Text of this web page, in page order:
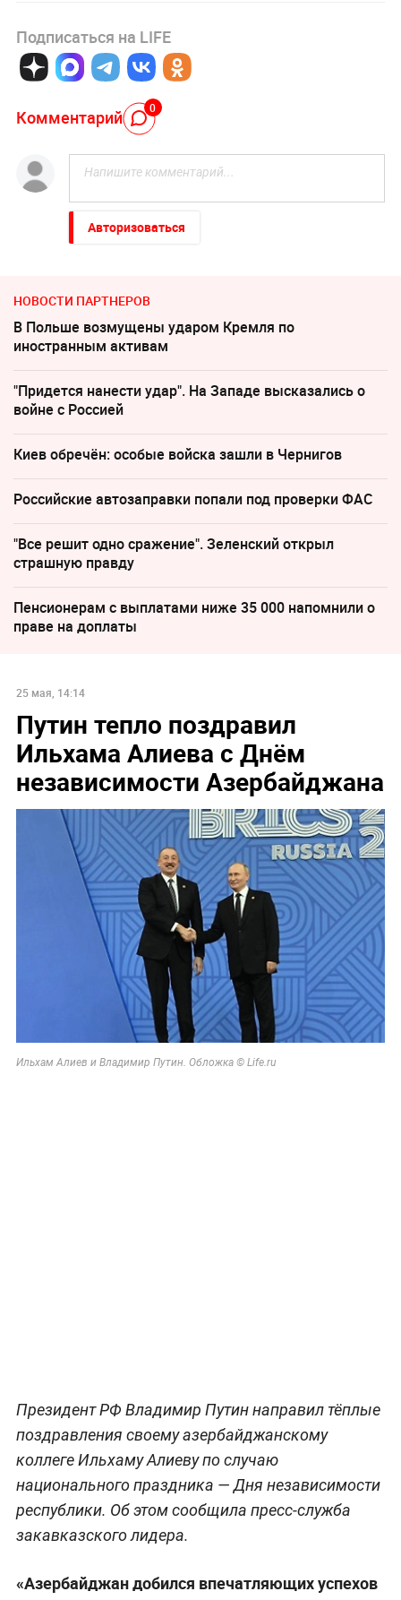
Подписаться на LIFE
Комментарий 0
Авторизоваться
НОВОСТИ ПАРТНЕРОВ
В Польше возмущены ударом Кремля по
иностранным активам
"Придется нанести удар". На Западе высказались о
войне с Россией
Киев обречён: особые войска зашли в Чернигов
Российские автозаправки попали под проверки ФАС
"Все решит одно сражение". Зеленский открыл
страшную правду
Пенсионерам с выплатами ниже 35 000 напомнили о
праве на доплаты
25 мая, 14:14
Путин тепло поздравил
Ильхама Алиева с Днём
независимости Азербайджана
Ильхам Алиев и Владимир Путин. Обложка © Life.ru
Президент РФ Владимир Путин направил тёплые
поздравления своему азербайджанскому
коллеге Ильхаму Алиеву по случаю
национального праздника — Дня независимости
республики. Об этом сообщила пресс-служба
закавказского лидера.
«Азербайджан добился впечатляющих успехов